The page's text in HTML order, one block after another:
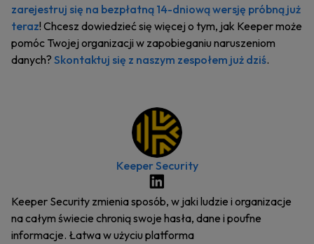
zarejestruj się na bezpłatną 14-dniową wersję próbną już
teraz! Chcesz dowiedzieć się więcej o tym, jak Keeper może
pomóc Twojej organizacji w zapobieganiu naruszeniom
danych? Skontaktuj się z naszym zespołem już dziś.
Keeper Security
Keeper Security zmienia sposób, w jaki ludzie i organizacje
na całym świecie chronią swoje hasła, dane i poufne
informacje. Łatwa w użyciu platforma